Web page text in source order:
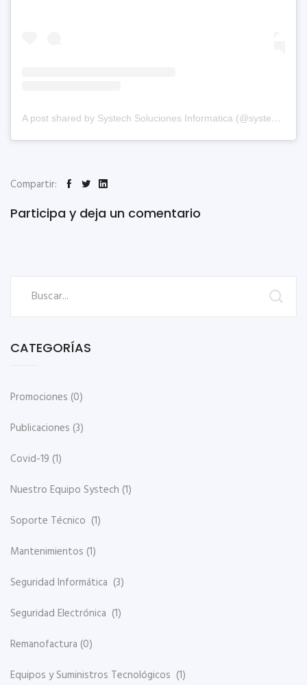
A post shared by Systech Soluciones Informatica (@systech.co)
Compartir:
Participa y deja un comentario
CATEGORÍAS
Promociones (0)
Publicaciones (3)
Covid-19 (1)
Nuestro Equipo Systech (1)
Soporte Técnico (1)
Mantenimientos (1)
Seguridad Informática (3)
Seguridad Electrónica (1)
Remanofactura (0)
Equipos y Suministros Tecnológicos (1)